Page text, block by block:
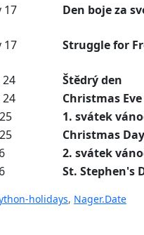
17 Den boje za
17 Struggle for
24 Štědrý den
24 Christmas Eve
1. svátek
Christmas Day
2. svátek
St. Stephen's
holidays, Nager.Date